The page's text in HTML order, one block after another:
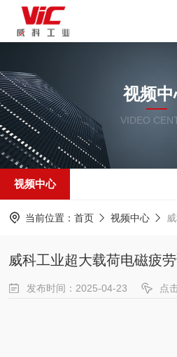
视频中
VIDEO
视频中心
当前位置： 首页 视频中心 威
威科工业超大载荷电磁疲
发布时间：2025-04-23 点